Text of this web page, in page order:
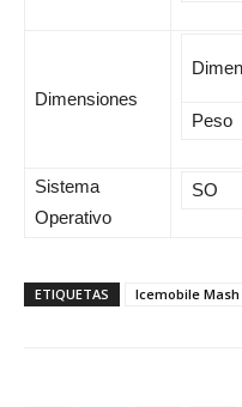
Dimensiones
Peso
Sistema
Operativo
SO
ETIQUETAS Icemobile Mash